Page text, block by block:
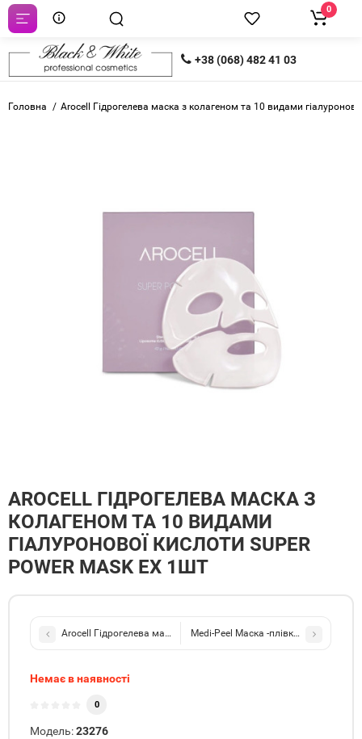
+38 (068) 482 41 03
0
Головна Arocell Гідрогелева маска з колагеном та 10 видами
AROCELL ГІДРОГЕЛЕВА МАСКА З
КОЛАГЕНОМ ТА 10 ВИДАМИ
ГІАЛУРОНОВОЇ КИСЛОТИ SUPER
POWER MASK EX 1ШТ
Arocell Гідрогелева маска з ботулінічним поліпептидом та
Medi-Peel Маска -плівка з
Немає в наявності
0
Модель:23276